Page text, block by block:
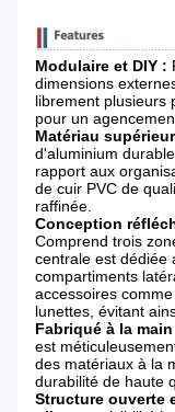
Modulaire et DIY :
dimensions
librement plusieurs
pour un
Matériau
d'aluminium
rapport aux
de cuir PVC de
raffinée.
Conception
Comprend trois
centrale est dédiée
compartiments
accessoires
lunettes, évitant
Fabriqué à la
est
des matériaux à la
durabilité de haute
Structure ouverte